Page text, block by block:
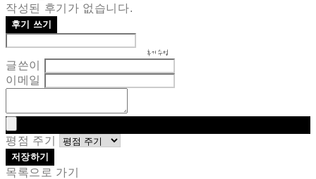
작성된 후기가 없습니다.
후기 쓰기
후기 수정
글쓴이
이메일
평점 주기
저장하기
목록으로 가기